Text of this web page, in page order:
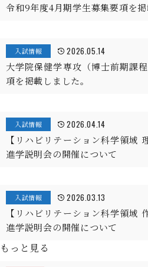
令和9年度4月期学生募集要項を掲
入試情報 2026.05.14
大学院保健学専攻（博士前期課
項を掲載しました。
入試情報 2026.04.14
【リハビリテーション科学領域
進学説明会の開催について
入試情報 2026.03.13
【リハビリテーション科学領域
進学説明会の開催について
もっと見る